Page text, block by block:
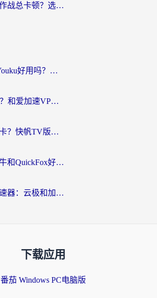
在英国打球球大作战总卡顿？选对加速器让你告别延迟（附实测攻略）
迅游和Unblock Youku好用吗？海外党亲测：3个维度教你选对回国加速器
穿梭VPN好用吗？和爱加速VPN对比哪个回国效果更好？海外党必看的实用指南
海外看国内剧总卡？快帆TV版VPN好用吗？和海牛VPN对比哪个回国效果更好？
海外党必看：斧牛和QuickFox好用吗？3步选对回国加速器，无缝刷国内剧玩游戏
海外党选回国加速器：云极和加速喵哪个好？附3款热门工具实测对比
下载应用
番茄 Windows PC电脑版